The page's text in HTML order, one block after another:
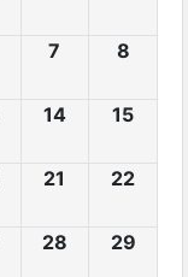
7 8
14 15
21 22
28 29